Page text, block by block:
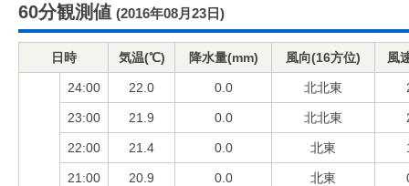
60分観測値 (2016年08月23日)
日時 気温(℃) 降水量(mm) 風向(16方位) 風
24:00 22.0 0.0 北北東
23:00 21.9 0.0 北北東
22:00 21.4 0.0 北東
21:00 20.9 0.0 北東